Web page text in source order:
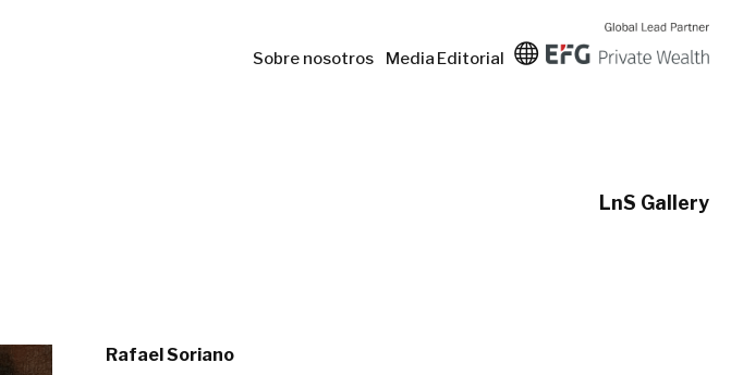
Sobre nosotros Media Editorial
LnS Gallery
Rafael Soriano